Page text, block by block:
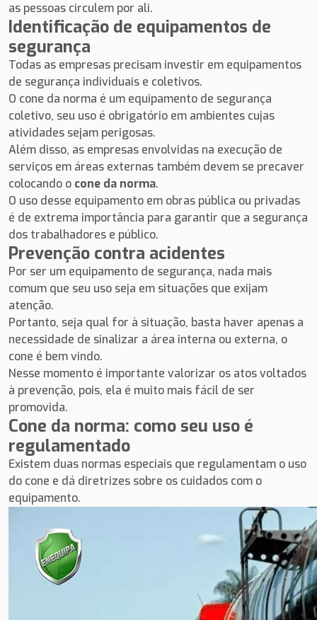
as pessoas circulem por ali.
Identificação de equipamentos de
segurança
Todas as empresas precisam investir em equipamentos
de segurança individuais e coletivos.
O cone da norma é um equipamento de segurança
coletivo, seu uso é obrigatório em ambientes cujas
atividades sejam perigosas.
Além disso, as empresas envolvidas na execução de
serviços em áreas externas também devem se precaver
colocando o cone da norma.
O uso desse equipamento em obras pública ou privadas
é de extrema importância para garantir que a segurança
dos trabalhadores e público.
Prevenção contra acidentes
Por ser um equipamento de segurança, nada mais
comum que seu uso seja em situações que exijam
atenção.
Portanto, seja qual for à situação, basta haver apenas a
necessidade de sinalizar a área interna ou externa, o
cone é bem vindo.
Nesse momento é importante valorizar os atos voltados
à prevenção, pois, ela é muito mais fácil de ser
promovida.
Cone da norma: como seu uso é
regulamentado
Existem duas normas especiais que regulamentam o uso
do cone e dá diretrizes sobre os cuidados com o
equipamento.